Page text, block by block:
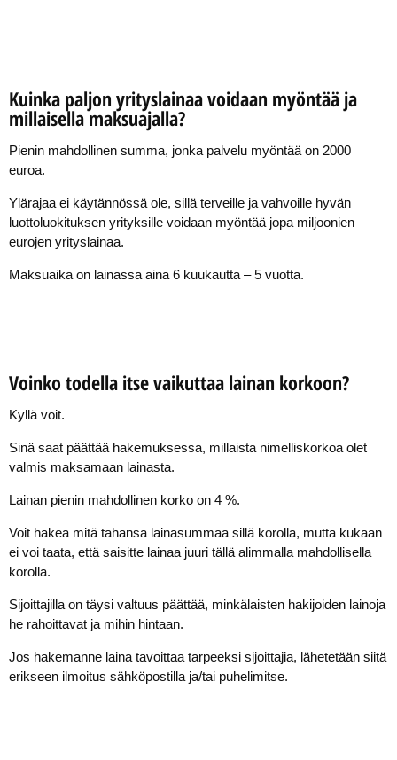
Kuinka paljon yrityslainaa voidaan myöntää ja
millaisella maksuajalla?
Pienin mahdollinen summa, jonka palvelu myöntää on 2000
euroa.
Ylärajaa ei käytännössä ole, sillä terveille ja vahvoille hyvän
luottoluokituksen yrityksille voidaan myöntää jopa miljoonien
eurojen yrityslainaa.
Maksuaika on lainassa aina 6 kuukautta – 5 vuotta.
Voinko todella itse vaikuttaa lainan korkoon?
Kyllä voit.
Sinä saat päättää hakemuksessa, millaista nimelliskorkoa olet
valmis maksamaan lainasta.
Lainan pienin mahdollinen korko on 4 %.
Voit hakea mitä tahansa lainasummaa sillä korolla, mutta kukaan
ei voi taata, että saisitte lainaa juuri tällä alimmalla mahdollisella
korolla.
Sijoittajilla on täysi valtuus päättää, minkälaisten hakijoiden lainoja
he rahoittavat ja mihin hintaan.
Jos hakemanne laina tavoittaa tarpeeksi sijoittajia, lähetetään siitä
erikseen ilmoitus sähköpostilla ja/tai puhelimitse.